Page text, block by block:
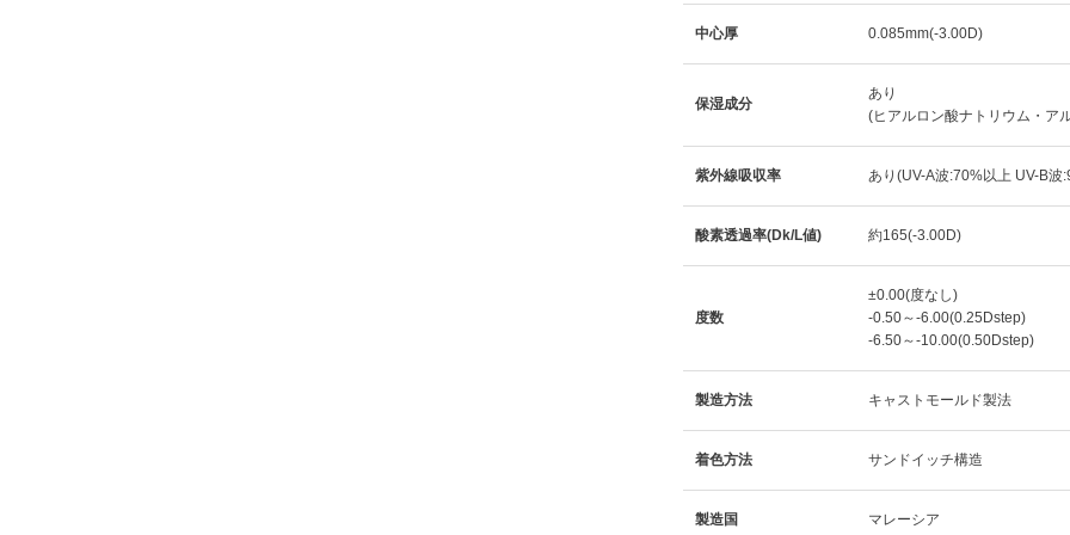
中心厚 0.085mm(-3.00D)
保湿成分
あり
(ヒアルロン酸ナトリウム・ア
紫外線吸収率 あり(UV-A波:70%以上 UV-B波
酸素透過率(Dk/L値) 約165(-3.00D)
度数
±0.00(度なし)
-0.50～-6.00(0.25Dstep)
-6.50～-10.00(0.50Dstep)
製造方法 キャストモールド製法
着色方法 サンドイッチ構造
製造国 マレーシア